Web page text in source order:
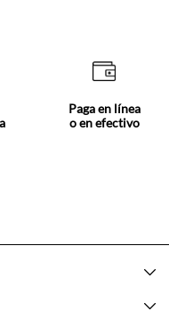
Paga en línea
o en efectivo